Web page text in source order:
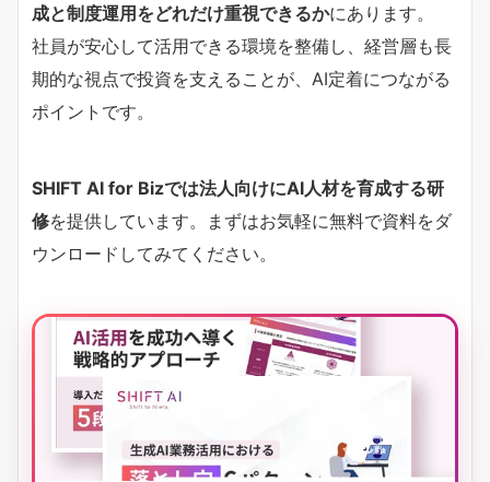
成と制度運用をどれだけ重視できるかにあります。
社員が安心して活用できる環境を整備し、経営層も長
期的な視点で投資を支えることが、AI定着につながる
ポイントです。
SHIFT AI for Bizでは法人向けにAI人材を育成する研
修を提供しています。まずはお気軽に無料で資料をダ
ウンロードしてみてください。